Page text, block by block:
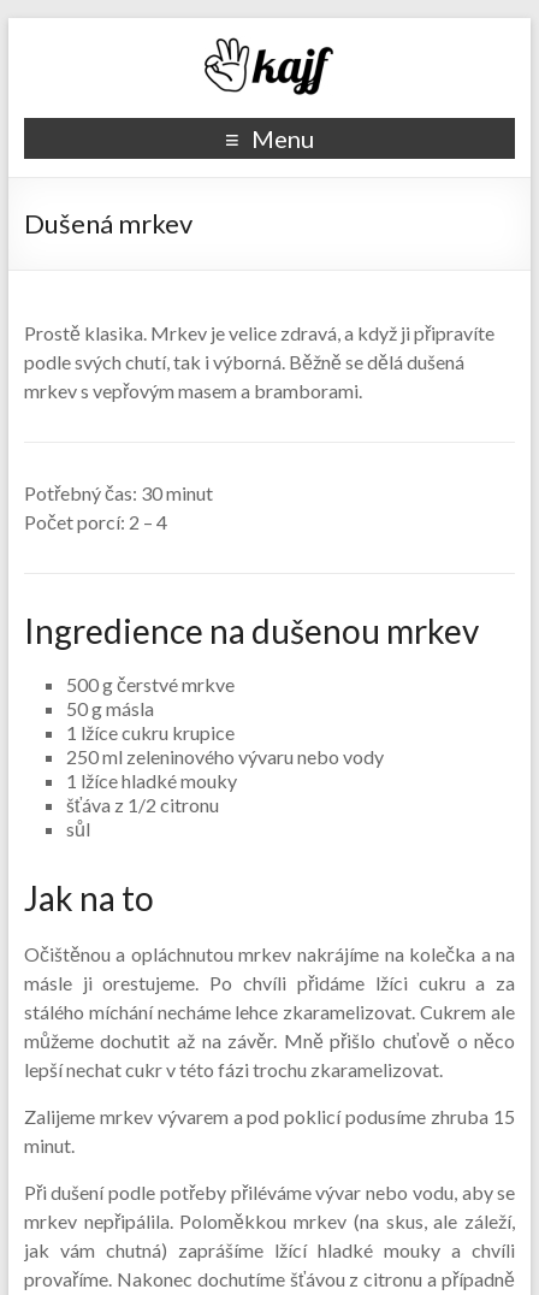
Recepty kajf.cz
Menu
Dušená mrkev
Prostě klasika. Mrkev je velice zdravá, a když ji připravíte
podle svých chutí, tak i výborná. Běžně se dělá dušená
mrkev s vepřovým masem a bramborami.
Potřebný čas: 30 minut
Počet porcí: 2 – 4
Ingredience na dušenou mrkev
500 g čerstvé mrkve
50 g másla
1 lžíce cukru krupice
250 ml zeleninového vývaru nebo vody
1 lžíce hladké mouky
šťáva z 1/2 citronu
sůl
Jak na to
Očištěnou a opláchnutou mrkev nakrájíme na kolečka a na
másle ji orestujeme. Po chvíli přidáme lžíci cukru a za
stálého míchání necháme lehce zkaramelizovat. Cukrem ale
můžeme dochutit až na závěr. Mně přišlo chuťově o něco
lepší nechat cukr v této fázi trochu zkaramelizovat.
Zalijeme mrkev vývarem a pod poklicí podusíme zhruba 15
minut.
Při dušení podle potřeby přiléváme vývar nebo vodu, aby se
mrkev nepřipálila. Poloměkkou mrkev (na skus, ale záleží,
jak vám chutná) zaprášíme lžící hladké mouky a chvíli
provaříme. Nakonec dochutíme šťávou z citronu a případně